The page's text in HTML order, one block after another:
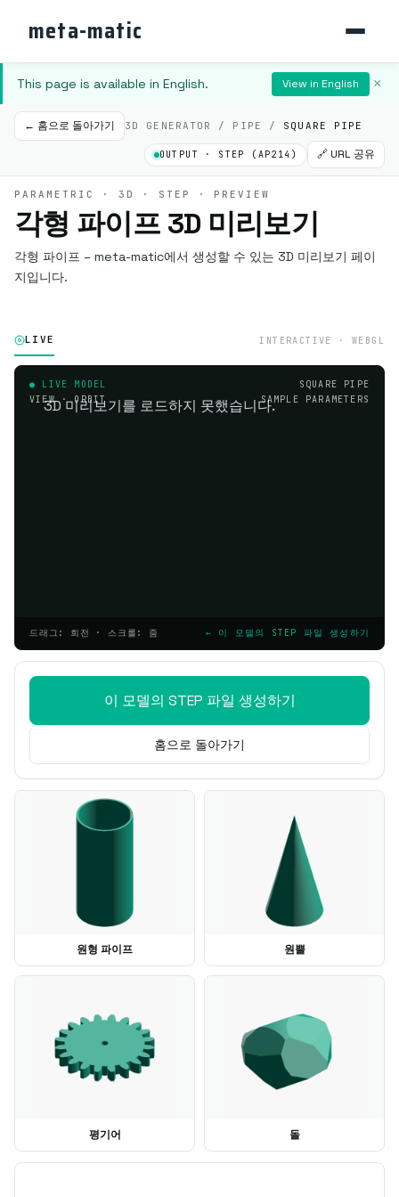
meta-matic
This page is available in English. View in English ×
← 홈으로 돌아가기 3D GENERATOR / PIPE / SQUARE PIPE
OUTPUT · STEP (AP214) 🔗 URL 공유
PARAMETRIC · 3D · STEP · PREVIEW
각형 파이프 3D 미리보기
각형 파이프 – meta-matic에서 생성할 수 있는 3D 미리보기 페이
지입니다.
LIVE INTERACTIVE · WEBGL
● LIVE MODEL
VIEW · ORBIT
SQUARE PIPE
SAMPLE PARAMETERS
3D 미리보기를 로드하지 못했습니다.
드래그: 회전 · 스크롤: 줌 ← 이 모델의 STEP 파일 생성하기
이 모델의 STEP 파일 생성하기
홈으로 돌아가기
원형 파이프 원뿔
평기어 돌